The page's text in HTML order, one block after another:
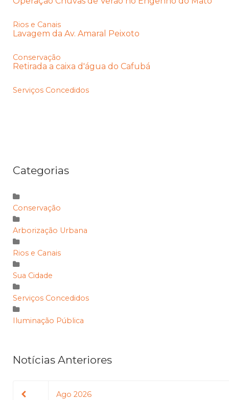
Rios e Canais
Lavagem da Av. Amaral Peixoto
Conservação
Retirada a caixa d'água do Cafubá
Serviços Concedidos
Categorias
Conservação
Arborização Urbana
Rios e Canais
Sua Cidade
Serviços Concedidos
Iluminação Pública
Notícias Anteriores
Ago 2026